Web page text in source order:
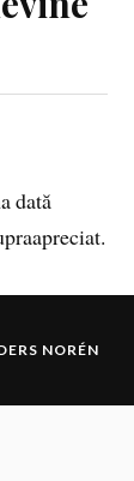
dată
NORÉN